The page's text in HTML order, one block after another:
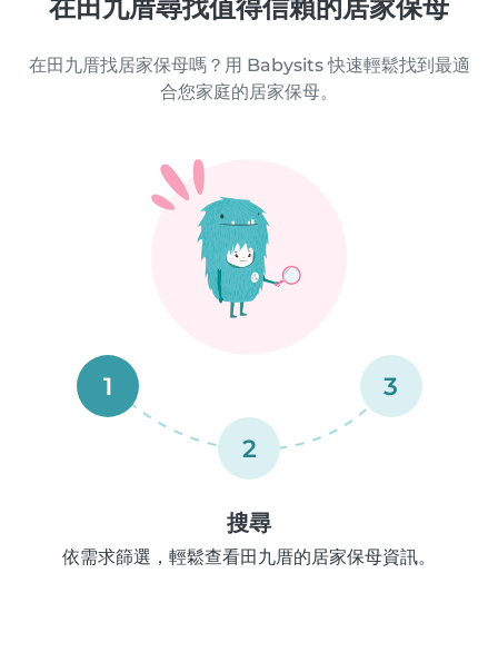
在田九厝尋找值得信賴的居家保母
在田九厝找居家保母嗎？用 Babysits 快速輕鬆找到最適
合您家庭的居家保母。
1
2
3
搜尋
依需求篩選，輕鬆查看田九厝的居家保母資訊。